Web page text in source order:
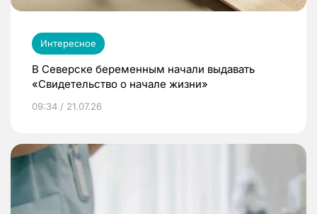
Интересное
В Северске беременным начали выдавать
«Свидетельство о начале жизни»
09:34 / 21.07.26